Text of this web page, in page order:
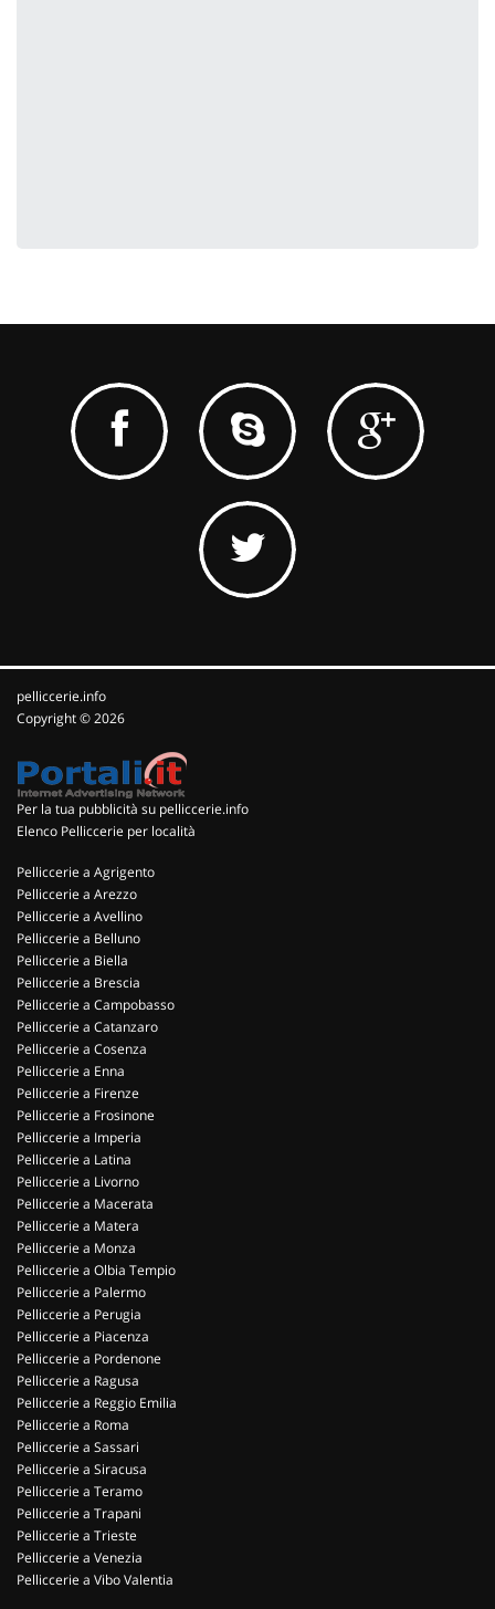
pelliccerie.info
Copyright © 2026
Per la tua pubblicità su pelliccerie.info
Elenco Pelliccerie per località
Pelliccerie a Agrigento
Pelliccerie a Arezzo
Pelliccerie a Avellino
Pelliccerie a Belluno
Pelliccerie a Biella
Pelliccerie a Brescia
Pelliccerie a Campobasso
Pelliccerie a Catanzaro
Pelliccerie a Cosenza
Pelliccerie a Enna
Pelliccerie a Firenze
Pelliccerie a Frosinone
Pelliccerie a Imperia
Pelliccerie a Latina
Pelliccerie a Livorno
Pelliccerie a Macerata
Pelliccerie a Matera
Pelliccerie a Monza
Pelliccerie a Olbia Tempio
Pelliccerie a Palermo
Pelliccerie a Perugia
Pelliccerie a Piacenza
Pelliccerie a Pordenone
Pelliccerie a Ragusa
Pelliccerie a Reggio Emilia
Pelliccerie a Roma
Pelliccerie a Sassari
Pelliccerie a Siracusa
Pelliccerie a Teramo
Pelliccerie a Trapani
Pelliccerie a Trieste
Pelliccerie a Venezia
Pelliccerie a Vibo Valentia